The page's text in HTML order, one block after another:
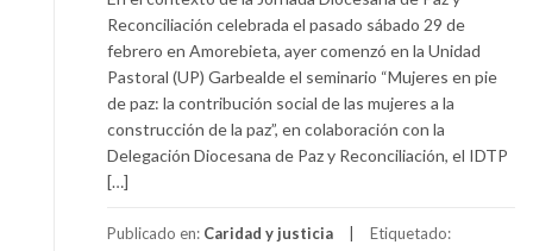
Reconciliación celebrada el pasado sábado 29 de
febrero en Amorebieta, ayer comenzó en la Unidad
Pastoral (UP) Garbealde el seminario “Mujeres en pie
de paz: la contribución social de las mujeres a la
construcción de la paz”, en colaboración con la
Delegación Diocesana de Paz y Reconciliación, el IDTP
[…]
Publicado en: Caridad y justicia Etiquetado: